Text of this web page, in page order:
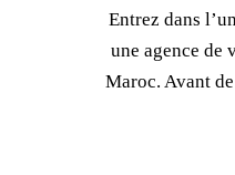
Entrez dans
une agence de
Maroc. Avant